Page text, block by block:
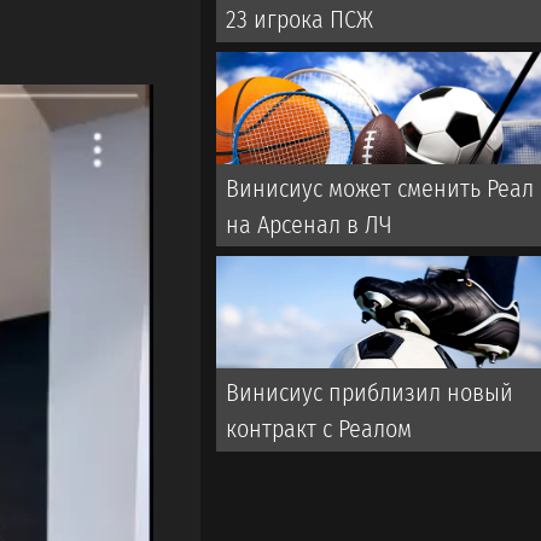
23 игрока ПСЖ
Винисиус может сменить Реал
на Арсенал в ЛЧ
Винисиус приблизил новый
контракт с Реалом